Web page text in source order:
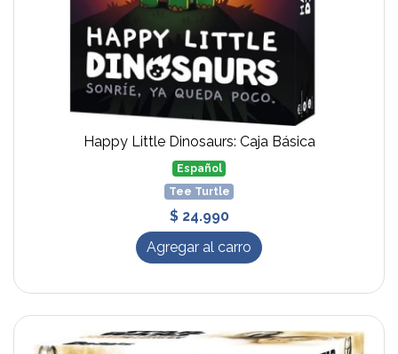
Happy Little Dinosaurs: Caja Básica
Español
Tee Turtle
$ 24.990
Agregar al carro